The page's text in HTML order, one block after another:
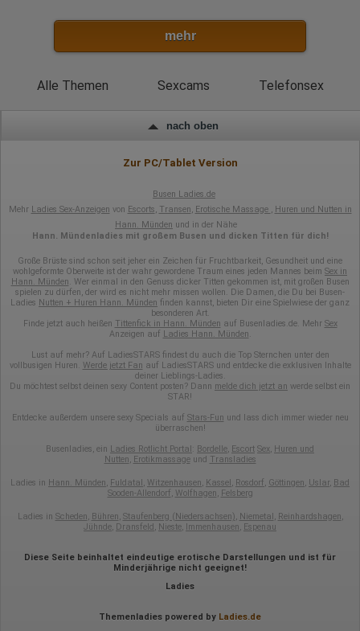
mehr
Alle Themen Sexcams Telefonsex
nach oben
Zur PC/Tablet Version
Busen Ladies.de
Mehr Ladies Sex-Anzeigen von Escorts, Transen, Erotische Massage , Huren und Nutten in
Hann. Münden und in der Nähe
Hann. Mündenladies mit großem Busen und dicken Titten für dich!
Große Brüste sind schon seit jeher ein Zeichen für Fruchtbarkeit, Gesundheit und eine
wohlgeformte Oberweite ist der wahr gewordene Traum eines jeden Mannes beim Sex in
Hann. Münden. Wer einmal in den Genuss dicker Titten gekommen ist, mit großen Busen
spielen zu dürfen, der wird es nicht mehr missen wollen. Die Damen, die Du bei Busen-
Ladies Nutten + Huren Hann. Münden finden kannst, bieten Dir eine Spielwiese der ganz
besonderen Art.
Finde jetzt auch heißen Tittenfick in Hann. Münden auf Busenladies.de. Mehr Sex
Anzeigen auf Ladies Hann. Münden.
Lust auf mehr? Auf LadiesSTARS findest du auch die Top Sternchen unter den
vollbusigen Huren. Werde jetzt Fan auf LadiesSTARS und entdecke die exklusiven Inhalte
deiner Lieblings-Ladies.
Du möchtest selbst deinen sexy Content posten? Dann melde dich jetzt an werde selbst ein
STAR!
Entdecke außerdem unsere sexy Specials auf Stars-Fun und lass dich immer wieder neu
überraschen!
Busenladies, ein Ladies Rotlicht Portal Bordelle, Escort Sex, Huren und
Nutten, Erotikmassageund Transladies
Ladies in Hann. Münden, Fuldatal, Witzenhausen, Kassel, Rosdorf, Göttingen, Uslar, Bad
Sooden-Allendorf, Wolfhagen, Felsberg
Ladies in Scheden, Bühren, Staufenberg (Niedersachsen), Niemetal, Reinhardshagen,
Jühnde, Dransfeld, Nieste, Immenhausen, Espenau
Diese Seite beinhaltet eindeutige erotische Darstellungen und ist für
Minderjährige nicht geeignet!
Ladies
Themenladies powered by Ladies.de